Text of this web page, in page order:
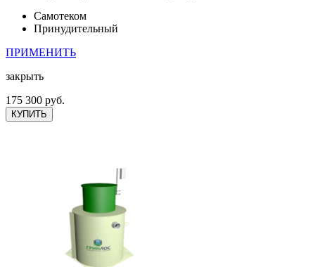
Самотеком
Принудительный
ПРИМЕНИТЬ
закрыть
175 300 руб.
КУПИТЬ